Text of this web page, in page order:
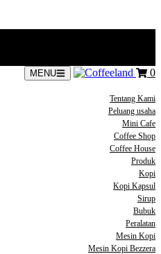
MENU 0
Tentang Kami
Peluang usaha
Mini Cafe
Coffee Shop
Coffee House
Produk
Kopi
Kopi Kapsul
Sirup
Bubuk
Peralatan
Mesin Kopi
Mesin Kopi Bezzera